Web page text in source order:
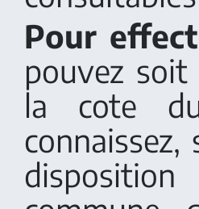
Pour
pouvez
la cote